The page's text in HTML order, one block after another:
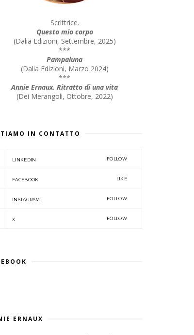
Scrittrice.
Questo mio corpo
(Dalia Edizioni, Settembre, 2025)
***
Pampaluna
(Dalia Edizioni, Marzo 2024)
***
Annie Ernaux. Ritratto di una vita
(Dei Merangoli, Ottobre, 2022)
IN CONTATTO
LINKEDIN FOLLOW
FACEBOOK LIKE
INSTAGRAM FOLLOW
X FOLLOW
ERNAUX